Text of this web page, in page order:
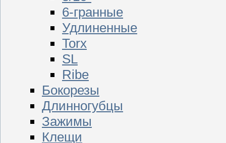
6-гранные
Удлиненные
Torx
SL
Ribe
Бокорезы
Длинногубцы
Зажимы
Клещи